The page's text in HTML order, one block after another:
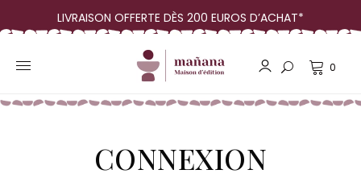
LIVRAISON OFFERTE DÈS 200 EUROS D’ACHAT*
0
CONNEXION